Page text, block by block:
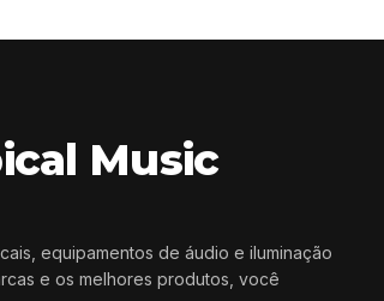
Music
equipamentos de áudio e iluminação
e os melhores produtos, você